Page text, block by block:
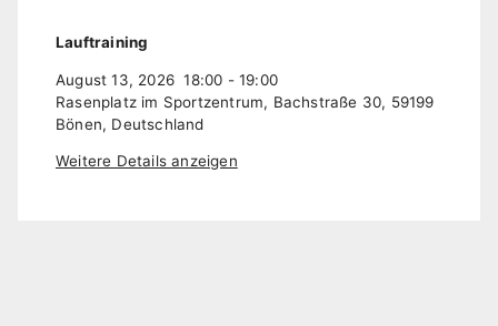
Lauftraining
August 13, 2026 18:00 -19:00
Rasenplatz im Sportzentrum, Bachstraße 30, 59199
Bönen, Deutschland
Weitere Details anzeigen